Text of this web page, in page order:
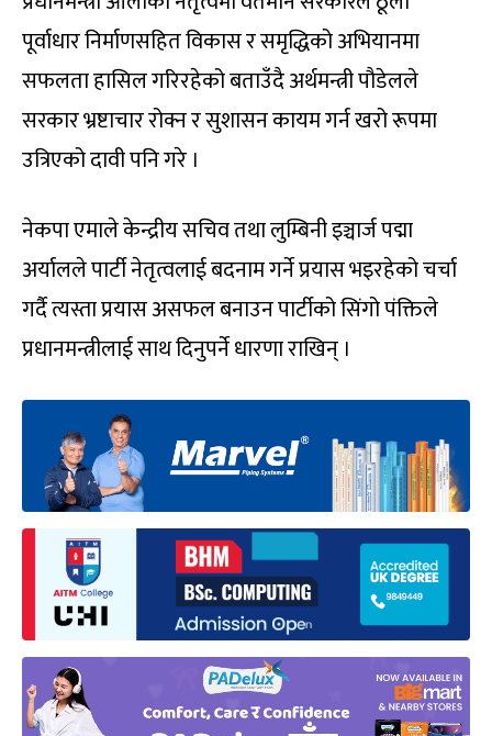
पूर्वाधार निर्माणसहित विकास र समृद्धिको अभियानमा
सफलता हासिल गरिरहेको बताउँदै अर्थमन्त्री पौडेलले
सरकार भ्रष्टाचार रोक्न र सुशासन कायम गर्न खरो रूपमा
उत्रिएको दावी पनि गरे ।
नेकपा एमाले केन्द्रीय सचिव तथा लुम्बिनी इञ्चार्ज पद्मा
अर्यालले पार्टी नेतृत्वलाई बदनाम गर्ने प्रयास भइरहेको चर्चा
गर्दै त्यस्ता प्रयास असफल बनाउन पार्टीको सिंगो पंक्तिले
प्रधानमन्त्रीलाई साथ दिनुपर्ने धारणा राखिन् ।